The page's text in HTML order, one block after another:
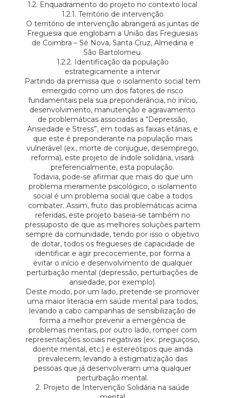
1.2. Enquadramento do projeto no contexto local
1.2.1. Território de intervenção
O território de intervenção abrangerá as juntas de
Freguesia que englobam a União das Freguesias
de Coimbra – Sé Nova, Santa Cruz, Almedina e
São Bartolomeu.
1.2.2. Identificação da população
estrategicamente a intervir
Partindo da premissa que o isolamento social tem
emergido como um dos fatores de risco
fundamentais pela sua preponderância, no início,
desenvolvimento, manutenção e agravamento
de problemáticas associadas a “Depressão,
Ansiedade e Stress”, em todas as faixas etárias, e
que este é preponderante na população mais
vulnerável (ex., morte de conjugue, desemprego,
reforma), este projeto de índole solidária, visará
preferencialmente, esta população.
Todavia, pode-se afirmar que mais do que um
problema meramente psicológico, o isolamento
social é um problema social que cabe a todos
combater. Assim, fruto das problemáticas acima
referidas, este projeto baseia-se também no
pressuposto de que as melhores soluções partem
sempre da comunidade, tendo por isso o objetivo
de dotar, todos os fregueses de capacidade de
identificar e agir precocemente, por forma a
evitar o início e desenvolvimento de qualquer
perturbação mental (depressão, perturbações de
ansiedade, por exemplo).
Deste modo, por um lado, pretende-se promover
uma maior literacia em saúde mental para todos,
levando a cabo campanhas de sensibilização de
forma a melhor prevenir a emergência de
problemas mentais, por outro lado, romper com
representações sociais negativas (ex.: preguiçoso,
doente mental, etc.) e estereótipos que ainda
prevalecem, levando à estigmatização das
pessoas que já desenvolveram uma qualquer
perturbação mental.
2. Projeto de Intervenção Solidária na saúde